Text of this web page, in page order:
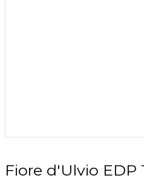
Fiore d'Ulvio EDP